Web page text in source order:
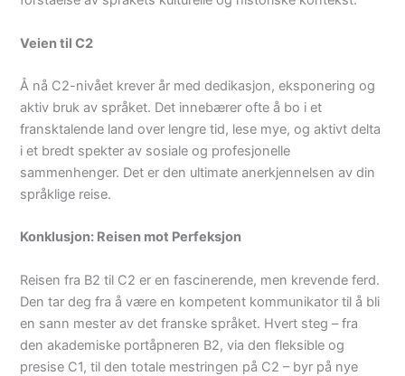
Veien til C2
Å nå C2-nivået krever år med dedikasjon, eksponering og
aktiv bruk av språket. Det innebærer ofte å bo i et
fransktalende land over lengre tid, lese mye, og aktivt delta
i et bredt spekter av sosiale og profesjonelle
sammenhenger. Det er den ultimate anerkjennelsen av din
språklige reise.
Konklusjon: Reisen mot Perfeksjon
Reisen fra B2 til C2 er en fascinerende, men krevende ferd.
Den tar deg fra å være en kompetent kommunikator til å bli
en sann mester av det franske språket. Hvert steg – fra
den akademiske portåpneren B2, via den fleksible og
presise C1, til den totale mestringen på C2 – byr på nye